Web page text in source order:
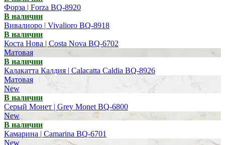
Форза | Forza BQ-8920
В наличии
Вивалиоро | Vivalioro BQ-8918
В наличии
Коста Нова | Costa Nova BQ-6702
Матовая
В наличии
Калакатта Калдия | Calacatta Caldia BQ-8926
Матовая
New
В наличии
Серый Монет | Grey Monet BQ-6800
New
В наличии
Камарина | Camarina BQ-6701
New